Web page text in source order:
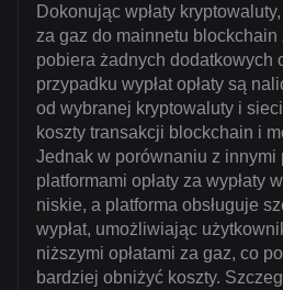
Dokonując wpłaty
za gaz do mainnetu
pobiera żadnych dodatkowych
przypadku wypłat opłaty są
od wybranej kryptowaluty i
koszty transakcji blockchain i
Jednak w porównaniu z innymi
platformami opłaty za wypłaty
niskie, a platforma obsługuje
wypłat, umożliwiając
niższymi opłatami za gaz, co
bardziej obniżyć koszty.